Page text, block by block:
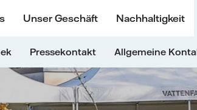
Unser Geschäft Nachhaltigkeit
Pressekontakt Allgemeine